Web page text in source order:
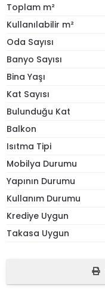
Toplam m²
Kullanılabilir m²
Oda Sayısı
Banyo Sayısı
Bina Yaşı
Kat Sayısı
Bulunduğu Kat
Balkon
Isıtma Tipi
Mobilya Durumu
Yapının Durumu
Kullanım Durumu
Krediye Uygun
Takasa Uygun